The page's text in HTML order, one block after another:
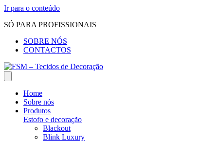
Ir para o conteúdo
SÓ PARA PROFISSIONAIS
SOBRE NÓS
CONTACTOS
Home
Sobre nós
Produtos
Estofo e decoração
Blackout
Blink Luxury